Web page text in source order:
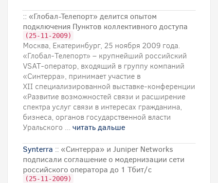
:: «Глобал-Телепорт» делится опытом
подключения Пунктов коллективного доступа
(25-11-2009)
Москва, Екатеринбург, 25 ноября 2009 года.
«Глобал-Телепорт» – крупнейший российский
VSAT-оператор, входящий в группу компаний
«Синтерра», принимает участие в
ХII специализированной выставке-конференции
«Развитие возможностей связи и расширение
спектра услуг связи в интересах гражданина,
бизнеса, органов государственной власти
Уральского ... читать дальше
Synterra :: «Синтерра» и Juniper Networks
подписали соглашение о модернизации сети
российского оператора до 1 Тбит/с
(25-11-2009)